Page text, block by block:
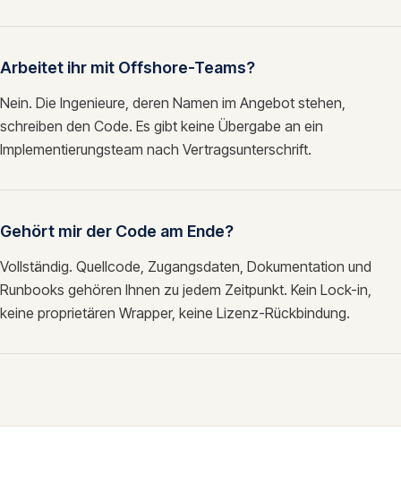
Arbeitet ihr mit Offshore-Teams?
Nein. Die Ingenieure, deren Namen im Angebot stehen,
schreiben den Code. Es gibt keine Übergabe an ein
Implementierungsteam nach Vertragsunterschrift.
Gehört mir der Code am Ende?
Vollständig. Quellcode, Zugangsdaten, Dokumentation und
Runbooks gehören Ihnen zu jedem Zeitpunkt. Kein Lock-in,
keine proprietären Wrapper, keine Lizenz-Rückbindung.